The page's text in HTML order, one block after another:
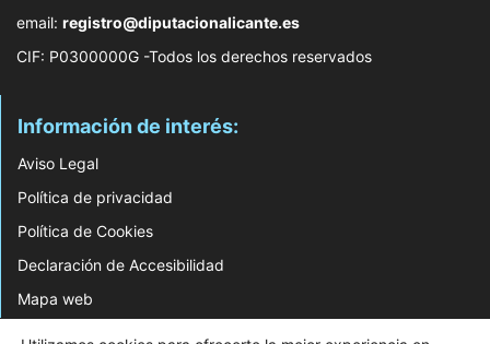
email: registro@diputacionalicante.es
CIF: P0300000G -Todos los derechos reservados
Información de interés:
Aviso Legal
Política de privacidad
Política de Cookies
Declaración de Accesibilidad
Mapa web